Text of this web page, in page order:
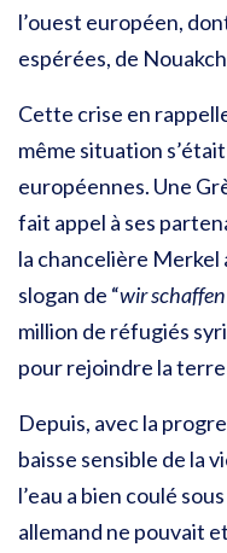
l’ouest européen,
espérées, de
Cette crise en
même situation
européennes. Une
fait appel à ses
la chancelière
slogan de “wir
million de réfugiés
pour rejoindre la
Depuis, avec la
baisse sensible de la
l’eau a bien coulé
allemand ne pouvait